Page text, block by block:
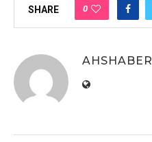
SHARE 0
AHSHABER